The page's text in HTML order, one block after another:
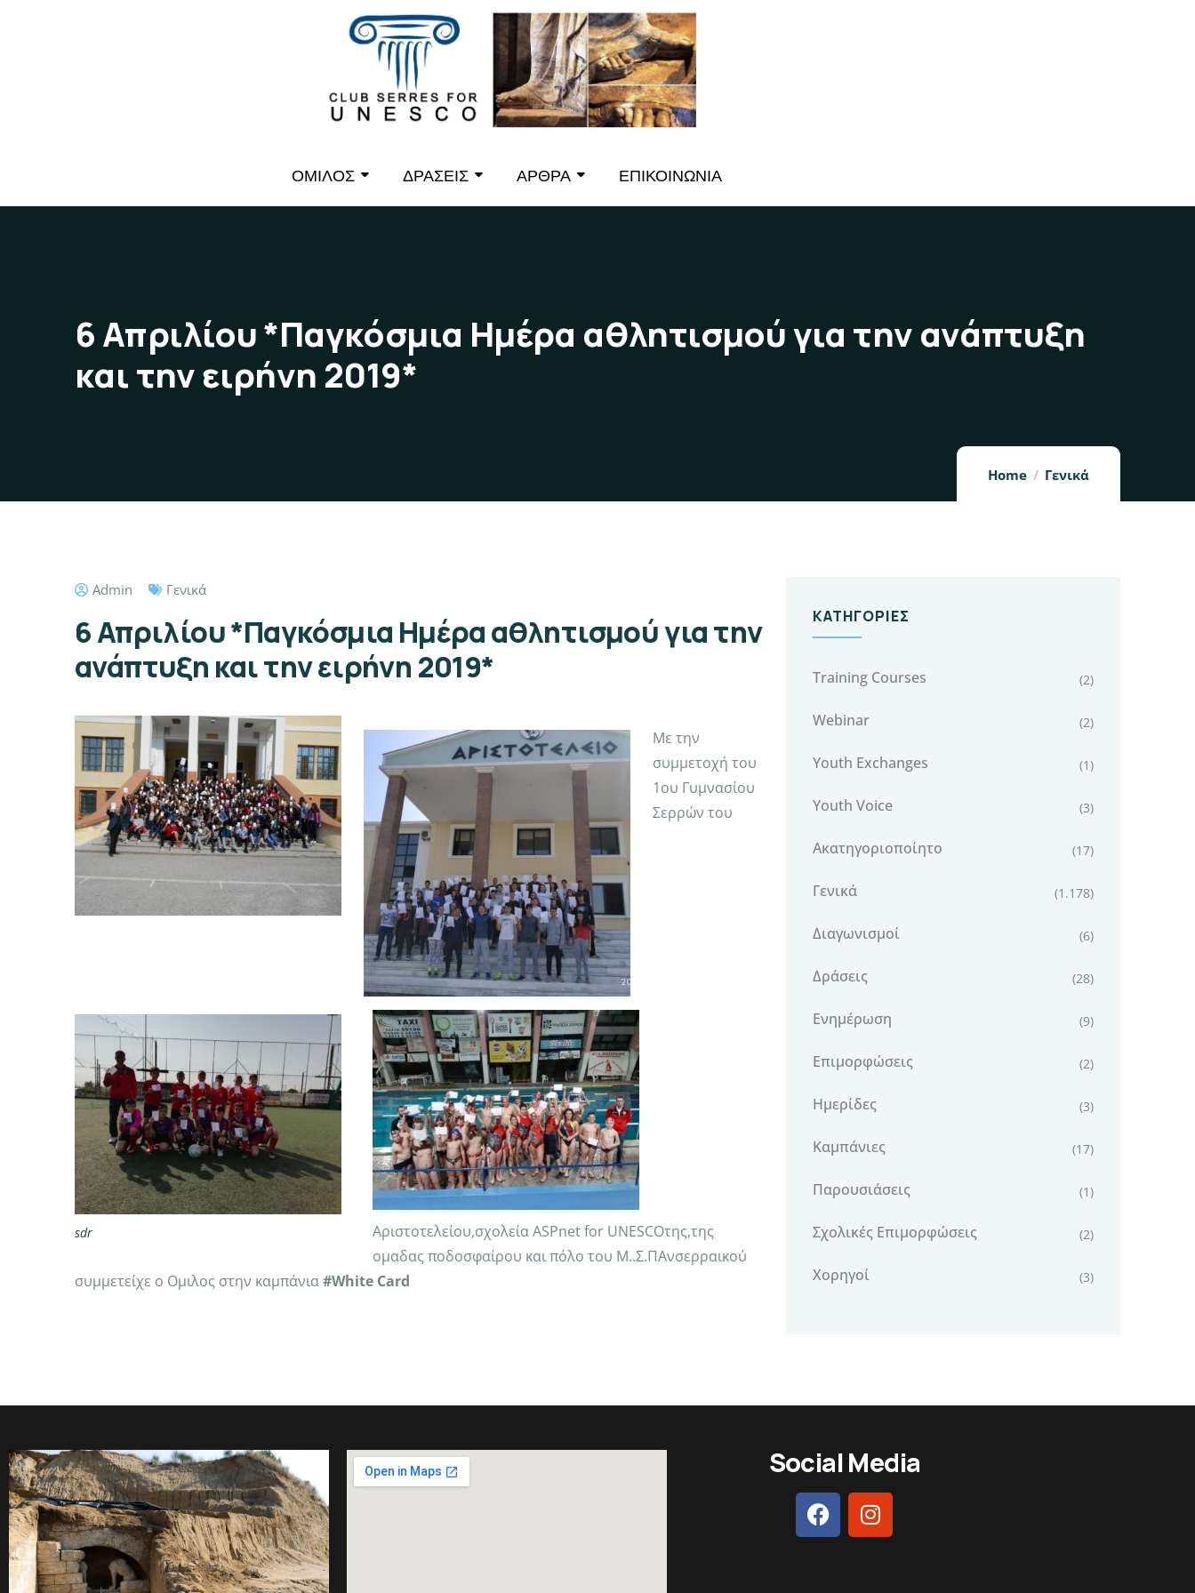
ΟΜΙΛΟΣ ΔΡΑΣΕΙΣ ΑΡΘΡΑ ΕΠΙΚΟΙΝΩΝΙΑ
6 Απριλίου *Παγκόσμια Ημέρα αθλητισμού για την ανάπτυξη
και την ειρήνη 2019*
Home Γενικά
Admin Γενικά
6 Απριλίου *Παγκόσμια Ημέρα αθλητισμού για την
ανάπτυξη και την ειρήνη 2019*
sdr
Με την
συμμετοχή του
1ου Γυμνασίου
Σερρών του
Αριστοτελείου,σχολεία ASPnet for UNESCOτης,της
ομαδας ποδοσφαίρου και πόλο του Μ..Σ.ΠΑνσερραικού
συμμετείχε ο Ομιλος στην καμπάνια#White Card
ΚΑΤΗΓΟΡΊΕΣ
Training Courses (2)
Webinar (2)
Youth Exchanges (1)
Youth Voice (3)
Ακατηγοριοποίητο (17)
Γενικά (1.178)
Διαγωνισμοί (6)
Δράσεις (28)
Ενημέρωση (9)
Επιμορφώσεις (2)
Ημερίδες (3)
Καμπάνιες (17)
Παρουσιάσεις (1)
Σχολικές Επιμορφώσεις (2)
Χορηγοί (3)
Social Media